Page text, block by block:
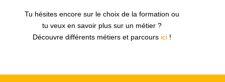
Tu hésites encore sur le choix de la formation ou
tu veux en savoir plus sur un métier ?
Découvre différents métiers et parcours ici!